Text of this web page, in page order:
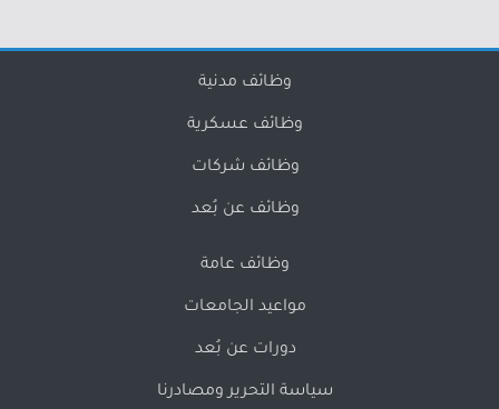
وظائف مدنية
وظائف عسكرية
وظائف شركات
وظائف عن بُعد
وظائف عامة
مواعيد الجامعات
دورات عن بُعد
سياسة التحرير ومصادرنا